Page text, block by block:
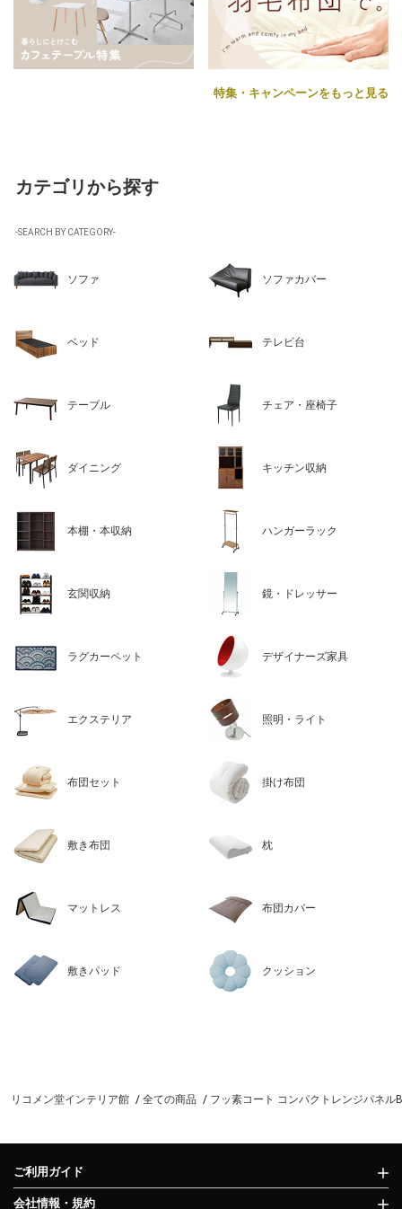
特集・キャンペーンをもっと見る
カテゴリから探す
-SEARCH BY CATEGORY-
ソファ ソファカバー
ベッド テレビ台
テーブル チェア・座椅子
ダイニング キッチン収納
本棚・本収納 ハンガーラック
玄関収納 鏡・ドレッサー
ラグカーペット デザイナーズ家具
エクステリア 照明・ライト
布団セット 掛け布団
敷き布団 枕
マットレス 布団カバー
敷きパッド クッション
リコメン堂インテリア館 全ての商品 フッ素コート コンパクトレンジパネ
ご利用ガイド
会社情報・規約